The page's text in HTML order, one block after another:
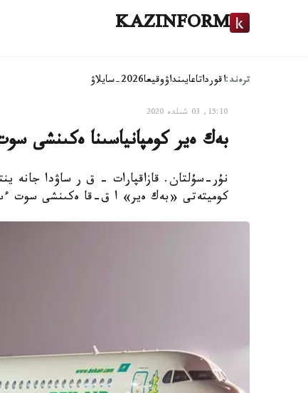
KAZINFORM
ترەند:اقورداتاعايىنداۋوقيعا2026-سايلاۋ
15:10, 03 شىلدە 2020
بەك ەير كومپانياسىنا ەكىنشى
نۇر-سۇلتان. قازاقپارات – ق ر ساۋدا جانە
كوميتەتى «بەك ەير» ا ق-قا ەكىنشى سوت